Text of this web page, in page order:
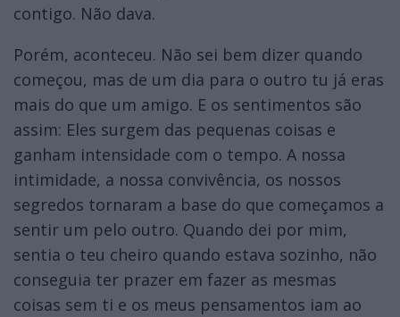
contigo. Não dava.
Porém, aconteceu. Não sei bem dizer quando
começou, mas de um dia para o outro tu já eras
mais do que um amigo. E os sentimentos são
assim: Eles surgem das pequenas coisas e
ganham intensidade com o tempo. A nossa
intimidade, a nossa convivência, os nossos
segredos tornaram a base do que começamos a
sentir um pelo outro. Quando dei por mim,
sentia o teu cheiro quando estava sozinho, não
conseguia ter prazer em fazer as mesmas
coisas sem ti e os meus pensamentos iam ao